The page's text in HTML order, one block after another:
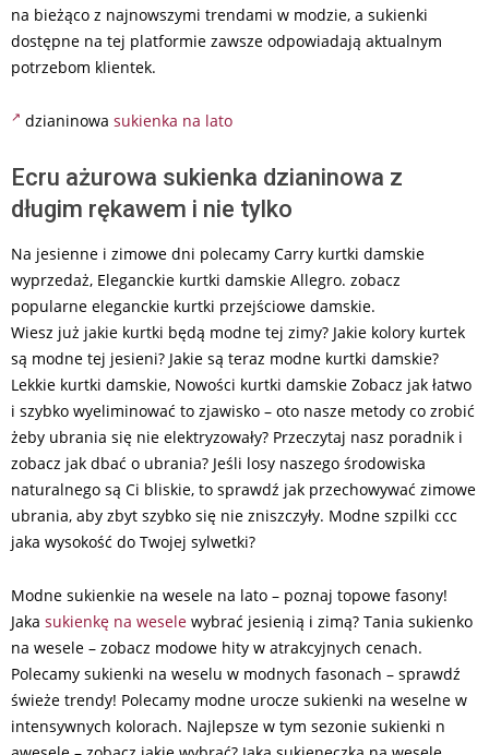
na bieżąco z najnowszymi trendami w modzie, a sukienki
dostępne na tej platformie zawsze odpowiadają aktualnym
potrzebom klientek.
dzianinowa sukienka na lato
Ecru ażurowa sukienka dzianinowa z
długim rękawem i nie tylko
Na jesienne i zimowe dni polecamy Carry kurtki damskie
wyprzedaż, Eleganckie kurtki damskie Allegro. zobacz
popularne eleganckie kurtki przejściowe damskie.
Wiesz już jakie kurtki będą modne tej zimy? Jakie kolory kurtek
są modne tej jesieni? Jakie są teraz modne kurtki damskie?
Lekkie kurtki damskie, Nowości kurtki damskie Zobacz jak łatwo
i szybko wyeliminować to zjawisko – oto nasze metody co zrobić
żeby ubrania się nie elektryzowały? Przeczytaj nasz poradnik i
zobacz jak dbać o ubrania? Jeśli losy naszego środowiska
naturalnego są Ci bliskie, to sprawdź jak przechowywać zimowe
ubrania, aby zbyt szybko się nie zniszczyły. Modne szpilki ccc
jaka wysokość do Twojej sylwetki?
Modne sukienkie na wesele na lato – poznaj topowe fasony!
Jaka sukienkę na wesele wybrać jesienią i zimą? Tania sukienko
na wesele – zobacz modowe hity w atrakcyjnych cenach.
Polecamy sukienki na weselu w modnych fasonach – sprawdź
świeże trendy! Polecamy modne urocze sukienki na weselne w
intensywnych kolorach. Najlepsze w tym sezonie sukienki n